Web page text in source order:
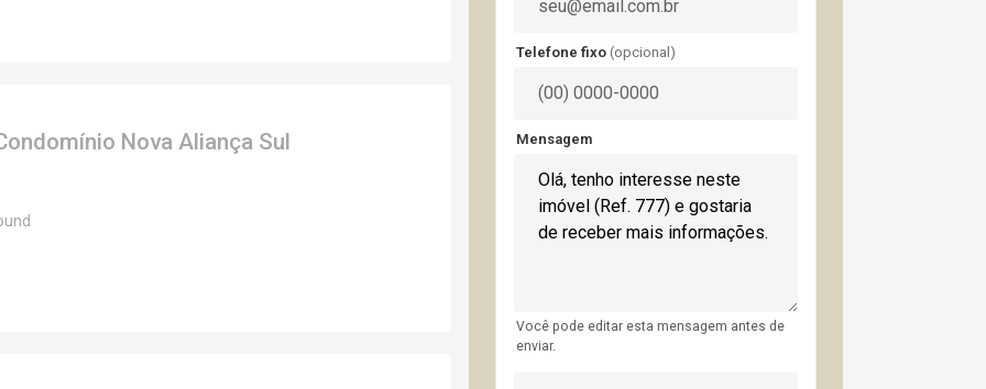
Nova Aliança Sul
Telefone fixo (opcional)
Mensagem
Você pode editar esta mensagem antes de
enviar.